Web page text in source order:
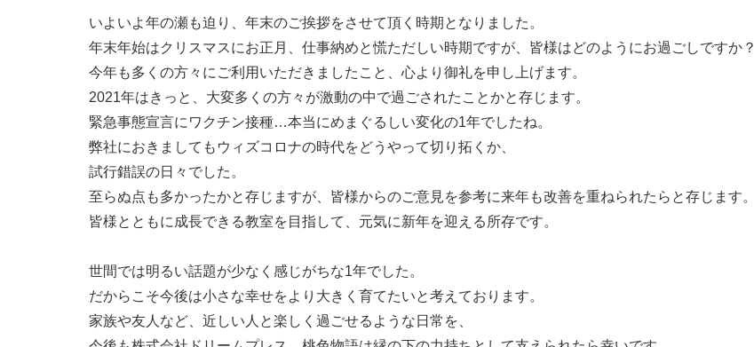
いよいよ年の瀬も迫り、年末のご挨拶をさせて頂く時期となりました。
年末年始はクリスマスにお正月、仕事納めと慌ただしい時期ですが、皆様はどのようにお過ごしですか？
今年も多くの方々にご利用いただきましたこと、心より御礼を申し上げます。
2021年はきっと、大変多くの方々が激動の中で過ごされたことかと存じます。
緊急事態宣言にワクチン接種…本当にめまぐるしい変化の1年でしたね。
弊社におきましてもウィズコロナの時代をどうやって切り拓くか、
試行錯誤の日々でした。
至らぬ点も多かったかと存じますが、皆様からのご意見を参考に来年も改善を重ねられたらと存じます。
皆様とともに成長できる教室を目指して、元気に新年を迎える所存です。
世間では明るい話題が少なく感じがちな1年でした。
だからこそ今後は小さな幸せをより大きく育てたいと考えております。
家族や友人など、近しい人と楽しく過ごせるような日常を、